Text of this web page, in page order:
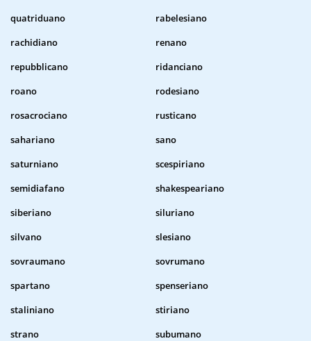
quatriduano
rabelesiano
rachidiano
renano
repubblicano
ridanciano
roano
rodesiano
rosacrociano
rusticano
sahariano
sano
saturniano
scespiriano
semidiafano
shakespeariano
siberiano
siluriano
silvano
slesiano
sovraumano
sovrumano
spartano
spenseriano
staliniano
stiriano
strano
subumano